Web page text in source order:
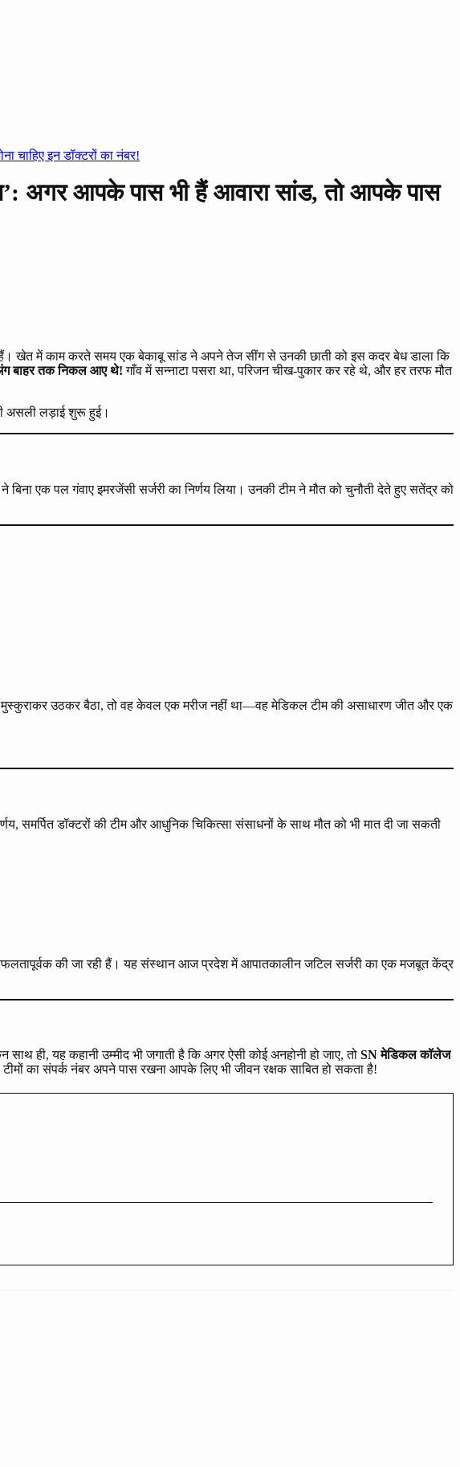
चाहिए इन डॉक्टरों का नंबर!
अगर आपके पास भी हैं आवारा सांड, तो आपके पास
खेत में काम करते समय एक बेकाबू सांड ने अपने तेज सींग से उनकी छाती को इस कदर बेध डाला कि
बाहर तक निकल आए थे! गाँव में सन्नाटा पसरा था, परिजन चीख-पुकार कर रहे थे, और हर तरफ मौत
असली लड़ाई शुरू हुई।
बिना एक पल गंवाए इमरजेंसी सर्जरी का निर्णय लिया। उनकी टीम ने मौत को चुनौती देते हुए सतेंद्र को
मुस्कुराकर उठकर बैठा, तो वह केवल एक मरीज नहीं था—वह मेडिकल टीम की असाधारण जीत और एक
समर्पित डॉक्टरों की टीम और आधुनिक चिकित्सा संसाधनों के साथ मौत को भी मात दी जा सकती
की जा रही हैं। यह संस्थान आज प्रदेश में आपातकालीन जटिल सर्जरी का एक मजबूत केंद्र
ही, यह कहानी उम्मीद भी जगाती है कि अगर ऐसी कोई अनहोनी हो जाए, तो SN मेडिकल कॉलेज
का संपर्क नंबर अपने पास रखना आपके लिए भी जीवन रक्षक साबित हो सकता है!